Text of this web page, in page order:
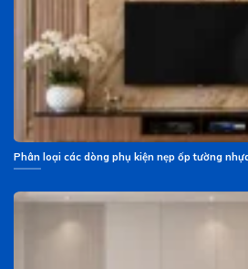
Phân loại các dòng phụ kiện nẹp ốp tường